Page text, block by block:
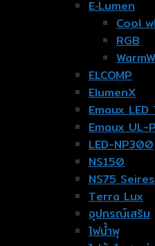
E‐Lumen
Cool
RGB
ELCOMP
ElumenX
Emaux
Emaux UL-
LED-NP300
NS150
NS75 Seires
Terra Lux
อุปกรณ์เสริม
ไฟน้ำพุ